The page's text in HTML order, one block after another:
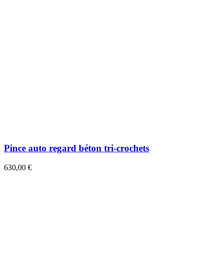
Pince auto regard béton tri-crochets
630,00 €